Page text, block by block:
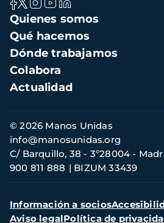
Navegación
principal
Quienes somos
Qué hacemos
Dónde trabajamos
Colabora
Actualidad
Información
de
contacto
© 2026 Manos Unidas
C/ Barquillo, 38 - 3º28004 -
900 811 888
BIZUM 33439
info@manosunidas.org
Menú
secundario
Información a socios
Aviso legalPolítica de